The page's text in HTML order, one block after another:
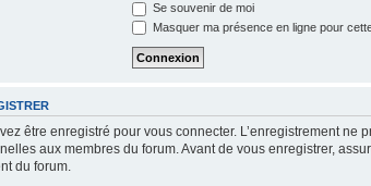
Se souvenir de moi
Masquer ma présence en ligne pour
être enregistré pour vous connecter. L’enregistrement
aux membres du forum. Avant de vous enregistrer,
du forum.